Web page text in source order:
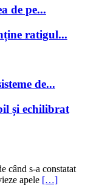
de pe...
ratigul...
de...
și echilibrat
când s-a constatat
apele […]